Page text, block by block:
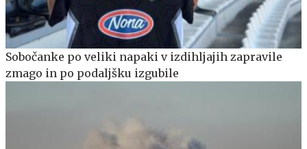
Sobočanke po veliki napaki v izdihljajih zapravile
zmago in po podaljšku izgubile